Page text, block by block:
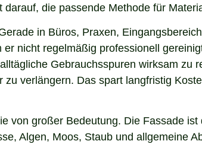
die passende Methode für
in Büros, Praxen,
nicht regelmäßig professionell
Gebrauchsspuren wirksam zu
verlängern. Das spart langfristig
von großer Bedeutung. Die Fassade
Algen, Moos, Staub und allgemeine